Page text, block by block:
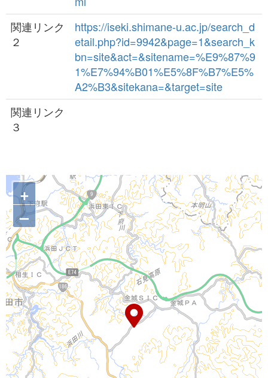
関連リンク
２
https://iseki.shimane-u.ac.jp/search_d
etail.php?id=9942&page=1&search_k
bn=site&act=&sitename=%E9%87%9
1%E7%94%B01%E5%8F%B7%E5%
A2%B3&sitekana=&target=site
関連リンク
３
+
–